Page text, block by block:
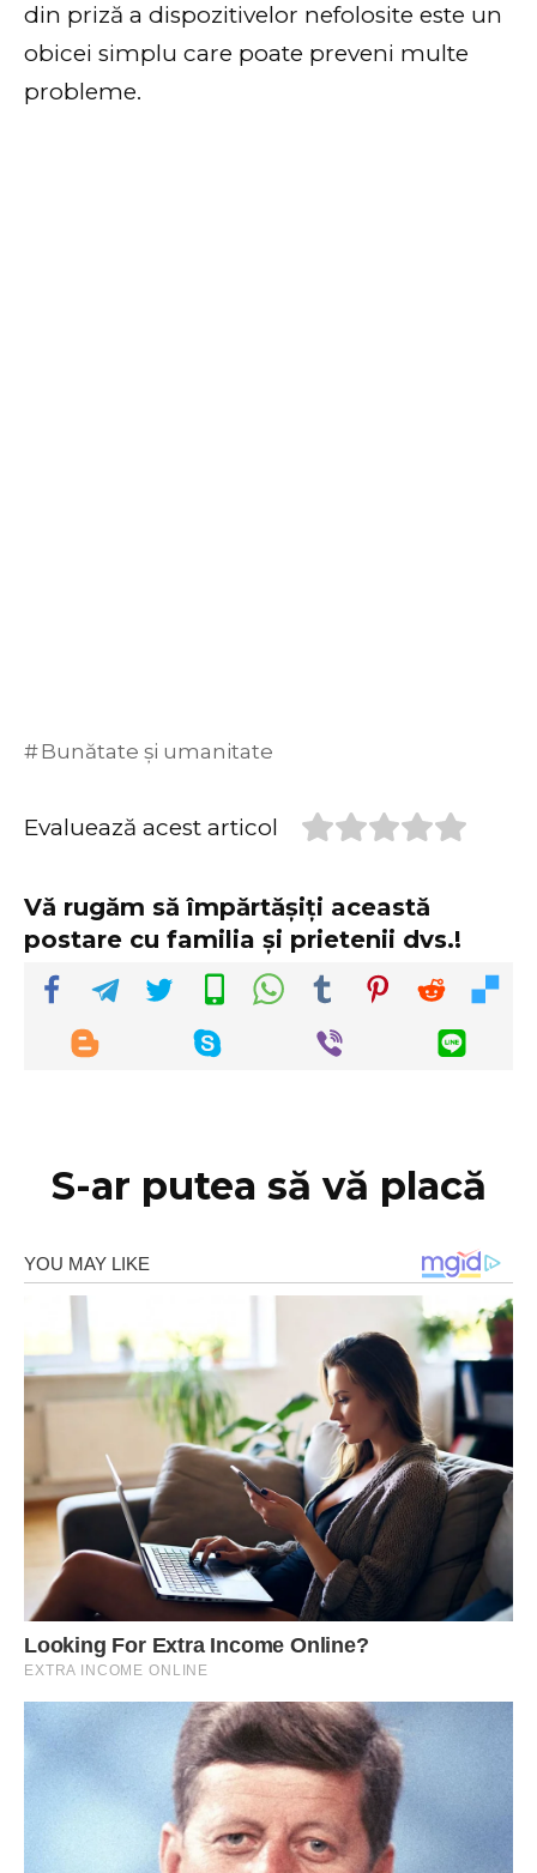
din priză a dispozitivelor nefolosite este un
obicei simplu care poate preveni multe
probleme.
Bunătate și umanitate
Evaluează acest articol
Vă rugăm să împărtășiți această
postare cu familia și prietenii dvs.!
S-ar putea să vă placă